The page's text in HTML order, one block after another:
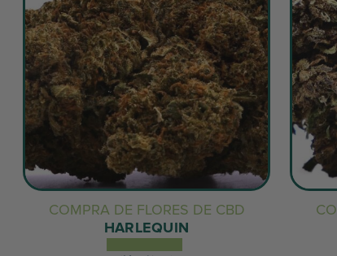
COMPRA DE FLORES DE CBD
HARLEQUIN